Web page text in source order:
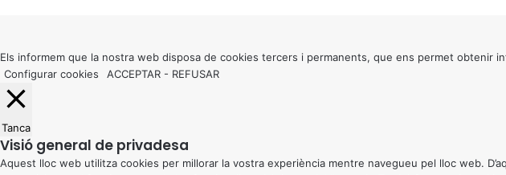
button
Els informem que la nostra web disposa de cookies tercers i permanents, que ens permet obtenir
Configurar cookies
ACCEPTAR - REFUSAR
Tanca
Visió general de privadesa
Aquest lloc web utilitza cookies per millorar la vostra experiència mentre navegueu pel lloc web.